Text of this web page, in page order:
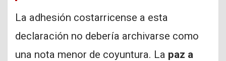
La adhesión costarricense a esta
declaración no debería archivarse como
una nota menor de coyuntura. La paz a